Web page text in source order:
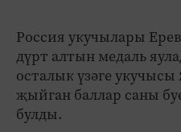
Россия укучылары
дүрт алтын медаль
осталык үзәге
җыйган баллар саны
булды.